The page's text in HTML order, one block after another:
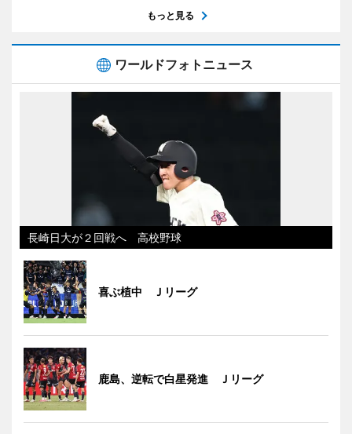
もっと見る
ワールドフォトニュース
長崎日大が２回戦へ 高校野球
喜ぶ植中 Ｊリーグ
鹿島、逆転で白星発進 Ｊリーグ